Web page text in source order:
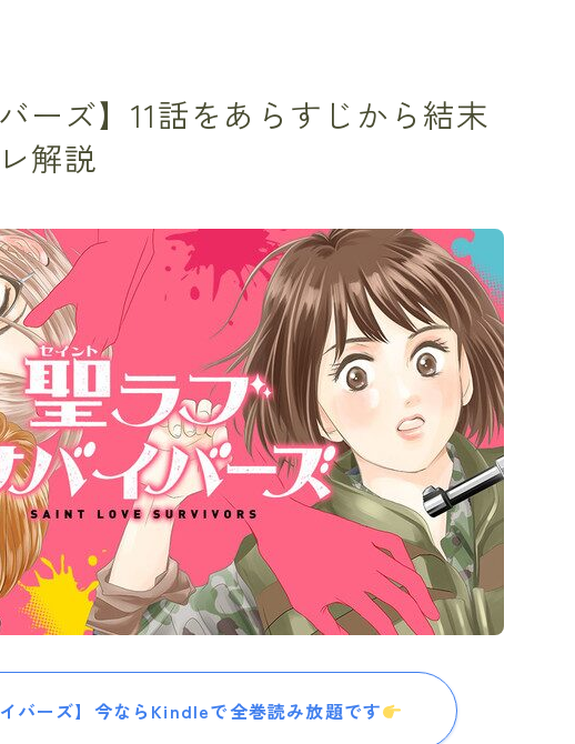
ーズ】11話をあらすじから結末
解説
イバーズ】今ならKindleで全巻読み放題です